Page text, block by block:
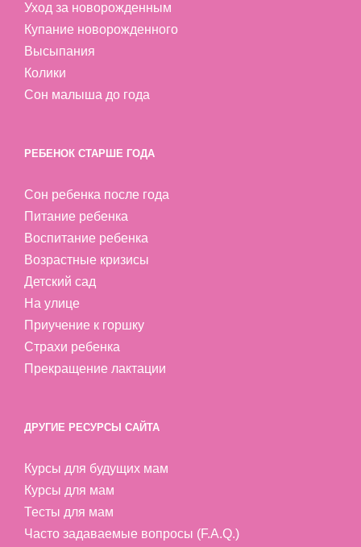
Уход за новорожденным
Купание новорожденного
Высыпания
Колики
Сон малыша до года
РЕБЕНОК СТАРШЕ ГОДА
Сон ребенка после года
Питание ребенка
Воспитание ребенка
Возрастные кризисы
Детский сад
На улице
Приучение к горшку
Страхи ребенка
Прекращение лактации
ДРУГИЕ РЕСУРСЫ САЙТА
Курсы для будущих мам
Курсы для мам
Тесты для мам
Часто задаваемые вопросы (F.A.Q.)